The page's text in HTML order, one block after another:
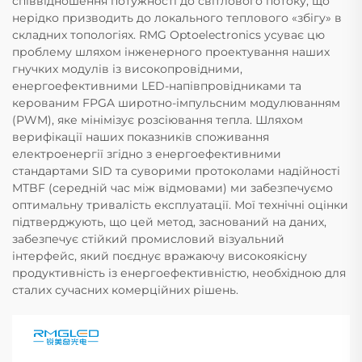
нерідко призводить до локального теплового «збігу» в
складних топологіях. RMG Optoelectronics усуває цю
проблему шляхом інженерного проектування наших
гнучких модулів із високопровідними,
енергоефективними LED-напівпровідниками та
керованим FPGA широтно-імпульсним модулюванням
(PWM), яке мінімізує розсіювання тепла. Шляхом
верифікації наших показників споживання
електроенергії згідно з енергоефективними
стандартами SID та суворими протоколами надійності
MTBF (середній час між відмовами) ми забезпечуємо
оптимальну тривалість експлуатації. Мої технічні оцінки
підтверджують, що цей метод, заснований на даних,
забезпечує стійкий промисловий візуальний
інтерфейс, який поєднує вражаючу високоякісну
продуктивність із енергоефективністю, необхідною для
сталих сучасних комерційних рішень.